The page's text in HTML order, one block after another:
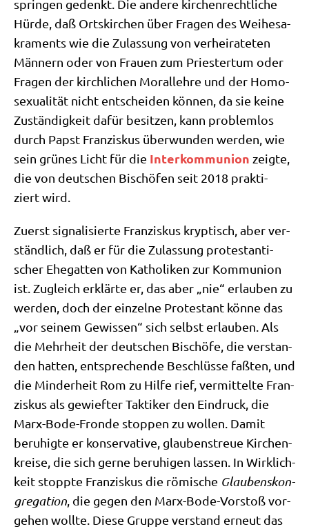
sprin­gen gedenkt. Die ande­re kir­chen­recht­li­che
Hür­de, daß Orts­kir­chen über Fra­gen des Wei­he­sa­
kra­ments wie die Zulas­sung von ver­hei­ra­te­ten
Män­nern oder von Frau­en zum Prie­ster­tum oder
Fra­gen der kirch­li­chen Moral­leh­re und der Homo­
se­xua­li­tät nicht ent­schei­den kön­nen, da sie kei­ne
Zustän­dig­keit dafür besit­zen, kann pro­blem­los
durch Papst Fran­zis­kus über­wun­den wer­den, wie
sein grü­nes Licht für die Inter­kom­mu­ni­on zeig­te,
die von deut­schen Bischö­fen seit 2018 prak­ti­
ziert wird.
Zuerst signa­li­sier­te Fran­zis­kus kryp­tisch, aber ver­
ständ­lich, daß er für die Zulas­sung pro­te­stan­ti­
scher Ehe­gat­ten von Katho­li­ken zur Kom­mu­ni­on
ist. Zugleich erklär­te er, das aber „nie“ erlau­ben zu
wer­den, doch der ein­zel­ne Pro­te­stant kön­ne das
„vor sei­nem Gewis­sen“ sich selbst erlau­ben. Als
die Mehr­heit der deut­schen Bischö­fe, die ver­stan­
den hat­ten, ent­spre­chen­de Beschlüs­se faß­ten, und
die Min­der­heit Rom zu Hil­fe rief, ver­mit­tel­te Fran­
zis­kus als gewief­ter Tak­ti­ker den Ein­druck, die
Marx-Bode-Fron­de stop­pen zu wol­len. Damit
beru­hig­te er kon­ser­va­ti­ve, glau­bens­treue Kir­chen­
krei­se, die sich ger­ne beru­hi­gen las­sen. In Wirk­lich­
keit stopp­te Fran­zis­kus die römi­sche Glau­bens­kon­
gre­ga­ti­on, die gegen den Marx-Bode-Vor­stoß vor­
ge­hen woll­te. Die­se Grup­pe ver­stand erneut das